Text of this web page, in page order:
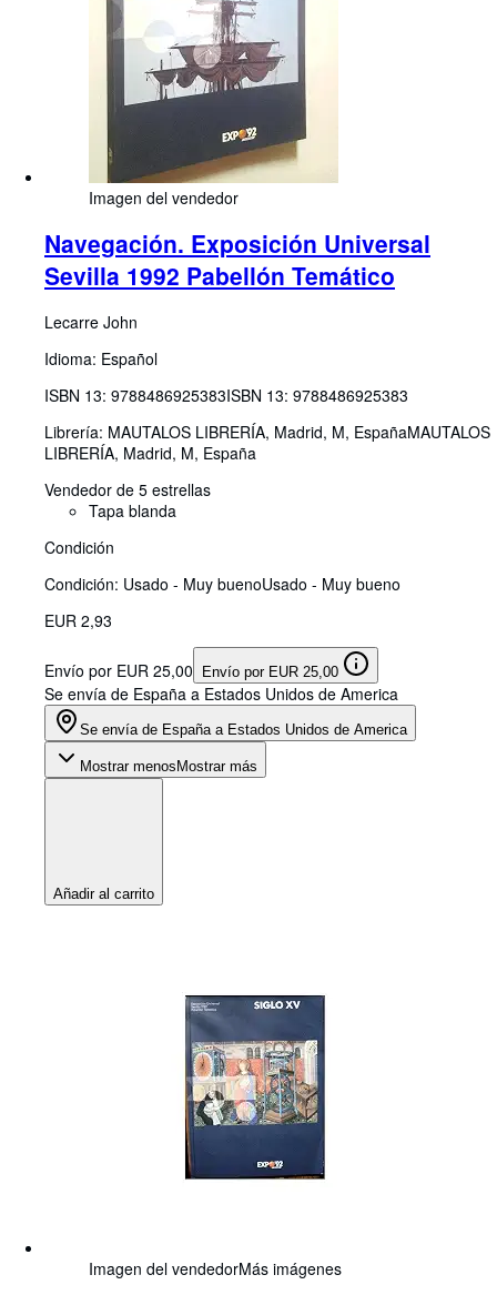
Imagen del vendedor
Navegación. Exposición Universal
Sevilla 1992 Pabellón Temático
Lecarre John
Idioma: Español
ISBN 13: 9788486925383ISBN 13: 9788486925383
Librería: MAUTALOS LIBRERÍA, Madrid, M, EspañaMAUTALOS
LIBRERÍA, Madrid, M, España
Vendedor de 5 estrellas
Tapa blanda
Condición
Condición: Usado - Muy buenoUsado - Muy bueno
EUR 2,93
Envío por EUR 25,00 Envío por EUR 25,00
Se envía de España a Estados Unidos de America
Se envía de España a Estados Unidos de America
Mostrar menosMostrar más
Añadir al carrito
Imagen del vendedorMás imágenes